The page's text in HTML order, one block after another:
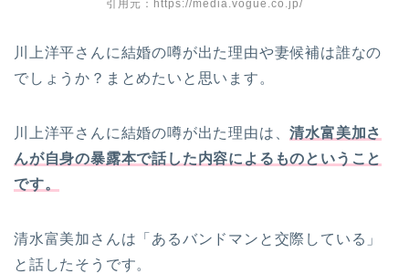
引用元：https://media.vogue.co.jp/
川上洋平さんに結婚の噂が出た理由や妻候補は誰なの
でしょうか？まとめたいと思います。
川上洋平さんに結婚の噂が出た理由は、清水富美加さ
んが自身の暴露本で話した内容によるものということ
です。
清水富美加さんは「あるバンドマンと交際している」
と話したそうです。